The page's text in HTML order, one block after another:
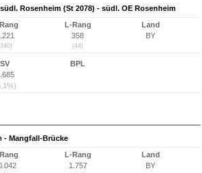
Rosenheim (St 2078) - südl. OE Rosenheim
L-Rang
358
(44)
Land
BY
SV
BPL
- Mangfall-Brücke
L-Rang
1.757
Land
BY